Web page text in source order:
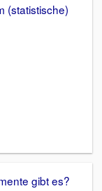
(statistische)
gibt es?